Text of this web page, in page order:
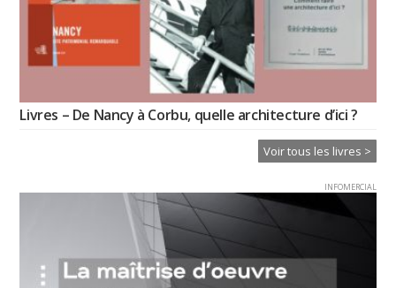
Livres – De Nancy à Corbu, quelle architecture d’ici ?
Voir tous les livres >
INFOMERCIAL